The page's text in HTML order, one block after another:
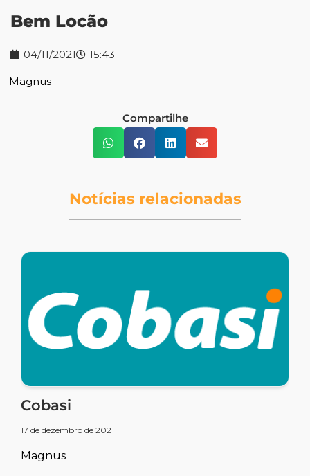
Bem Locão
04/11/2021 15:43
Magnus
Compartilhe
Notícias relacionadas
Cobasi
17 de dezembro de 2021
Magnus